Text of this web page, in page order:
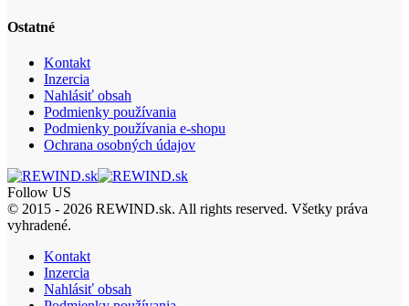
Ostatné
Kontakt
Inzercia
Nahlásiť obsah
Podmienky používania
Podmienky používania e-shopu
Ochrana osobných údajov
Follow US
© 2015 - 2026 REWIND.sk. All rights reserved. Všetky práva
vyhradené.
Kontakt
Inzercia
Nahlásiť obsah